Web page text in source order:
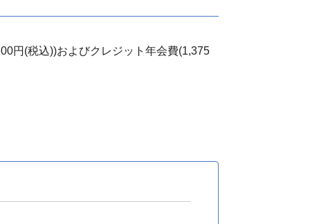
円(税込))およびクレジット年会費(1,375